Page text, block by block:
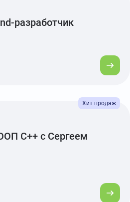
разработчик
C++ с Сергеем